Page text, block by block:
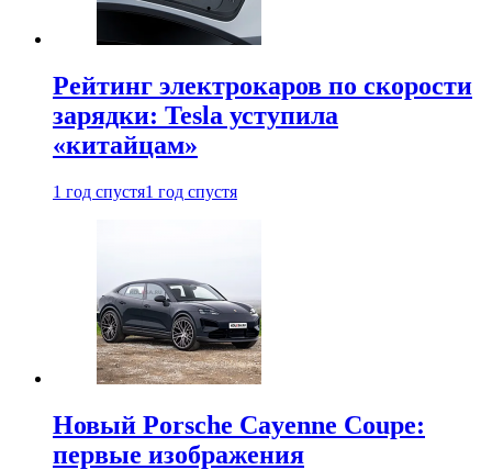
Рейтинг электрокаров по скорости
зарядки: Tesla уступила
«китайцам»
1 год спустя1 год спустя
Новый Porsche Cayenne Coupe:
первые изображения